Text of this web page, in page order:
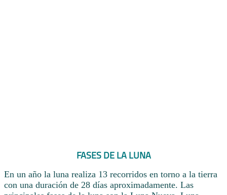
FASES DE LA LUNA
En un año la luna realiza 13 recorridos en torno a la tierra
con una duración de 28 días aproximadamente. Las